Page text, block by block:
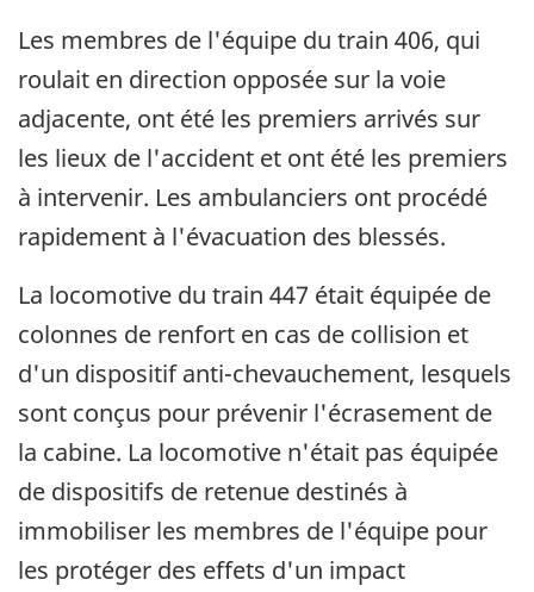
Les membres de l'équipe du train 406, qui
roulait en direction opposée sur la voie
adjacente, ont été les premiers arrivés sur
les lieux de l'accident et ont été les premiers
à intervenir. Les ambulanciers ont procédé
rapidement à l'évacuation des blessés.
La locomotive du train 447 était équipée de
colonnes de renfort en cas de collision et
d'un dispositif anti-chevauchement, lesquels
sont conçus pour prévenir l'écrasement de
la cabine. La locomotive n'était pas équipée
de dispositifs de retenue destinés à
immobiliser les membres de l'équipe pour
les protéger des effets d'un impact